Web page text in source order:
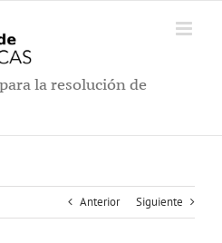
la resolución de
Anterior Siguiente